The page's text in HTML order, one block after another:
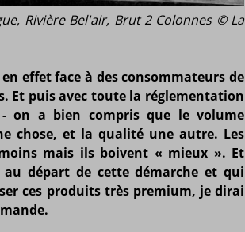
Rivière Bel'air, Brut 2 Colonnes © La
effet face à des consommateurs de
Et puis avec toute la réglementation
on a bien compris que le volume
chose, et la qualité une autre. Les
mais ils boivent « mieux ». Et
au départ de cette démarche et qui
ces produits très premium, je dirai